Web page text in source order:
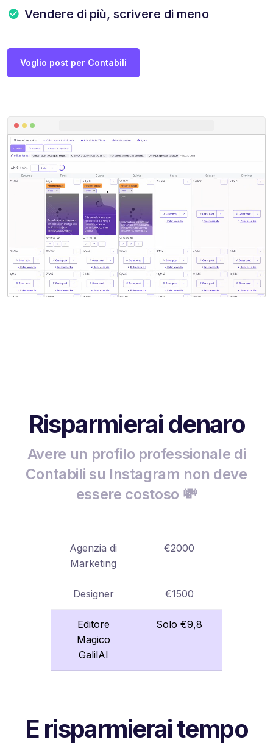
Vendere di più, scrivere di meno
Voglio post per Contabili
Risparmierai denaro
Avere un profilo professionale di
Contabili su Instagram non deve
essere costoso 💸
Agenzia di
Marketing
€2000
Designer €1500
Editore
Magico
GalilAI
Solo €9,8
E risparmierai tempo